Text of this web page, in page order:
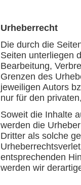
Urheberrecht
Die durch die
Seiten unterliegen
Bearbeitung,
Grenzen des
jeweiligen Autors
nur für den
Soweit die Inhalte
werden die
Dritter als solche
entsprechenden
werden wir